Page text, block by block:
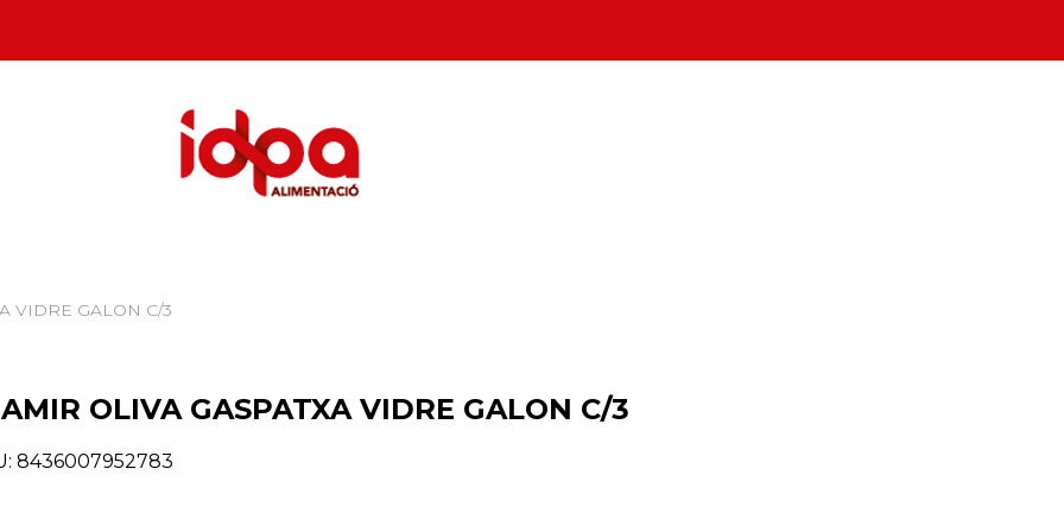
VIDRE GALON C/3
OLIVA GASPATXA VIDRE GALON C/3
8436007952783